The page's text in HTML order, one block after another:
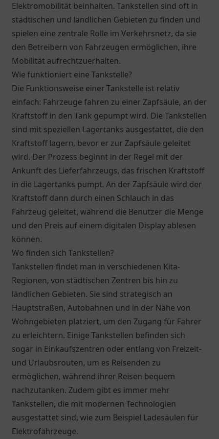
Elektromobilität beinhalten. Tankstellen sind oft in
städtischen und ländlichen Gebieten zu finden und
spielen eine zentrale Rolle im Verkehrsnetz, da sie
den Betreibern von Fahrzeugen ermöglichen, ihre
Mobilität aufrechtzuerhalten.
Wie funktioniert eine Tankstelle?
Die Funktionsweise einer Tankstelle ist relativ
einfach: Fahrzeuge fahren zu einer Zapfsäule, an der
Kraftstoff in den Tank gepumpt wird. Die Tankstellen
sind mit speziellen Lagertanks ausgestattet, die den
Kraftstoff lagern, bevor er zur Zapfsäule geleitet
wird. Der Prozess beginnt in der Regel mit der
Ankunft des Lieferfahrzeugs, das frischen Kraftstoff
in die Lagertanks pumpt. An der Zapfsäule wird der
Kraftstoff dann durch einen Schlauch in das
Fahrzeug geleitet, während die Benutzer die Menge
und den Preis auf einem digitalen Display ablesen
können.
Wo finden sich Tankstellen?
Tankstellen findet man in verschiedenen Kita-
Regionen, von städtischen Zentren bis hin zu
ländlichen Gebieten. Sie sind strategisch an
Hauptstraßen, Autobahnen und in der Nähe von
Wohngebieten platziert, um den Zugang für Fahrer
zu erleichtern. Einige Tankstellen befinden sich
sogar in Einkaufszentren oder entlang von Freizeit-
und Urlaubsrouten, um es Reisenden zu
ermöglichen, während ihrer Reisen bequem
nachzutanken. Zudem gibt es immer mehr
Tankstellen, die mit modernen Technologien
ausgestattet sind, wie zum Beispiel Ladesäulen für
Elektrofahrzeuge.